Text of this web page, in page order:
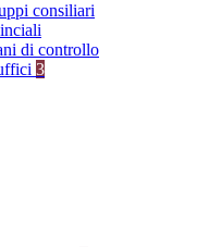
consiliari
di controllo
3